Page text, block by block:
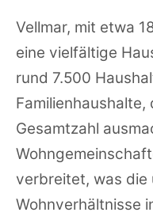
Vellmar, mit etwa
eine vielfältige
rund 7.500
Gesamtzahl
verbreitet, was die
Wohnverhältnisse